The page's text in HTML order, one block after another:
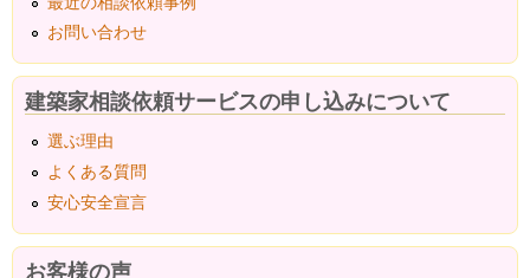
お問い合わせ
建築家相談依頼サービスの申し込みについて
選ぶ理由
よくある質問
安心安全宣言
お客様の声